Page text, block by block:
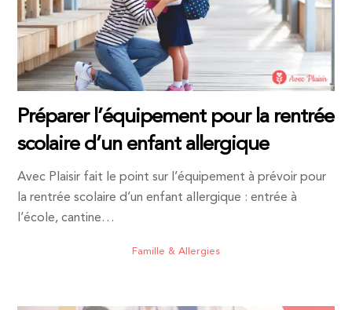
Préparer l’équipement pour la rentrée
scolaire d’un enfant allergique
Avec Plaisir fait le point sur l’équipement à prévoir pour
la rentrée scolaire d’un enfant allergique : entrée à
l’école, cantine…
Famille & Allergies